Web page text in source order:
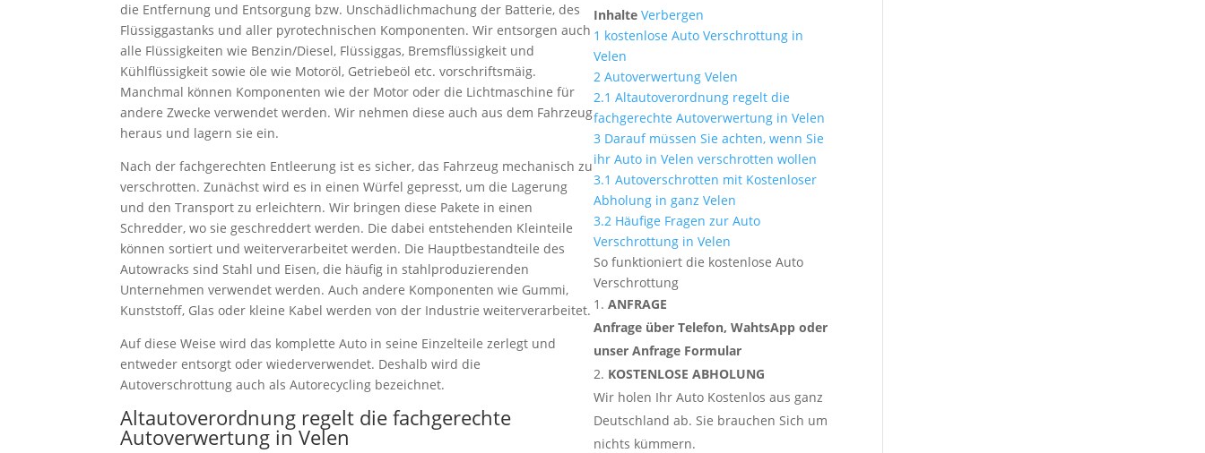
die Entfernung und Entsorgung bzw. Unschädlichmachung der Batterie, des
Flüssiggastanks und aller pyrotechnischen Komponenten. Wir entsorgen auch
alle Flüssigkeiten wie Benzin/Diesel, Flüssiggas, Bremsflüssigkeit und
Kühlflüssigkeit sowie öle wie Motoröl, Getriebeöl etc. vorschriftsmäig.
Manchmal können Komponenten wie der Motor oder die Lichtmaschine für
andere Zwecke verwendet werden. Wir nehmen diese auch aus dem Fahrzeug
heraus und lagern sie ein.
Nach der fachgerechten Entleerung ist es sicher, das Fahrzeug mechanisch zu
verschrotten. Zunächst wird es in einen Würfel gepresst, um die Lagerung
und den Transport zu erleichtern. Wir bringen diese Pakete in einen
Schredder, wo sie geschreddert werden. Die dabei entstehenden Kleinteile
können sortiert und weiterverarbeitet werden. Die Hauptbestandteile des
Autowracks sind Stahl und Eisen, die häufig in stahlproduzierenden
Unternehmen verwendet werden. Auch andere Komponenten wie Gummi,
Kunststoff, Glas oder kleine Kabel werden von der Industrie weiterverarbeitet.
Auf diese Weise wird das komplette Auto in seine Einzelteile zerlegt und
entweder entsorgt oder wiederverwendet. Deshalb wird die
Autoverschrottung auch als Autorecycling bezeichnet.
Altautoverordnung regelt die fachgerechte
Autoverwertung in Velen
Inhalte Verbergen
1 kostenlose Auto Verschrottung in
Velen
2 Autoverwertung Velen
2.1 Altautoverordnung regelt die
fachgerechte Autoverwertung in Velen
3 Darauf müssen Sie achten, wenn Sie
ihr Auto in Velen verschrotten wollen
3.1 Autoverschrotten mit Kostenloser
Abholung in ganz Velen
3.2 Häufige Fragen zur Auto
Verschrottung in Velen
So funktioniert die kostenlose Auto
Verschrottung
ANFRAGE
Anfrage über Telefon, WahtsApp oder
unser Anfrage Formular
KOSTENLOSE ABHOLUNG
Wir holen Ihr Auto Kostenlos aus ganz
Deutschland ab. Sie brauchen Sich um
nichts kümmern.